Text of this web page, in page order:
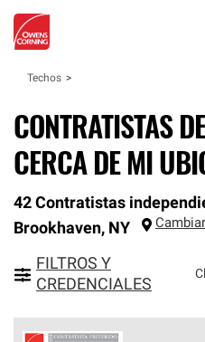
Techos
CONTRATISTAS
CERCA DE MI
42 Contratistas
Brookhaven, NY Cambiar
FILTROS Y
CREDENCIALES